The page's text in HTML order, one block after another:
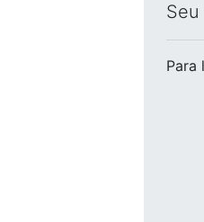
Para